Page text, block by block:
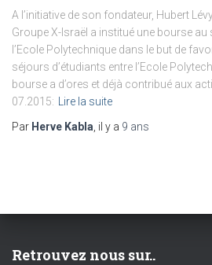
A l’initiative de son fondateur, Hubert
Groupe X-Israël a institué une bourse au
l’Ecole Polytechnique dans le but de
séjours d’étudiants entre l’Ecole
bourse a d’ores et déjà contribué aux
07.2015: Lire la suite
Par Herve Kabla , il y a 9 ans
Retrouvez nous sur..